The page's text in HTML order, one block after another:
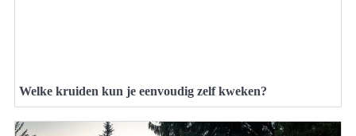
Welke kruiden kun je eenvoudig zelf kweken?